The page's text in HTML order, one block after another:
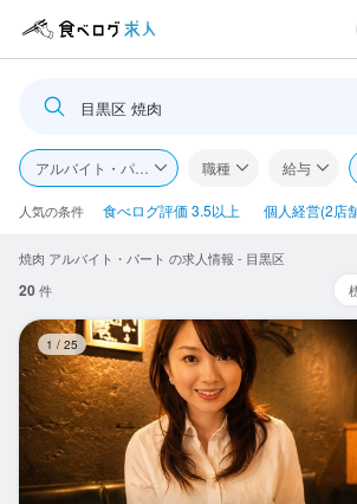
食べログ求人TOP
求人検索
閲覧履歴
気になる求人
検索履歴・保存した条件
目黒区 焼肉
アルバイト・パート 職種 給与
人気の条件 食べログ評価 3.5以上 個人経営(2店
焼肉 アルバイト・パート の求人情報 - 目黒区
20件
1 / 25